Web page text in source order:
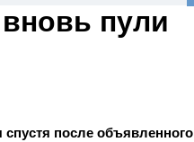
пули
после объявленного